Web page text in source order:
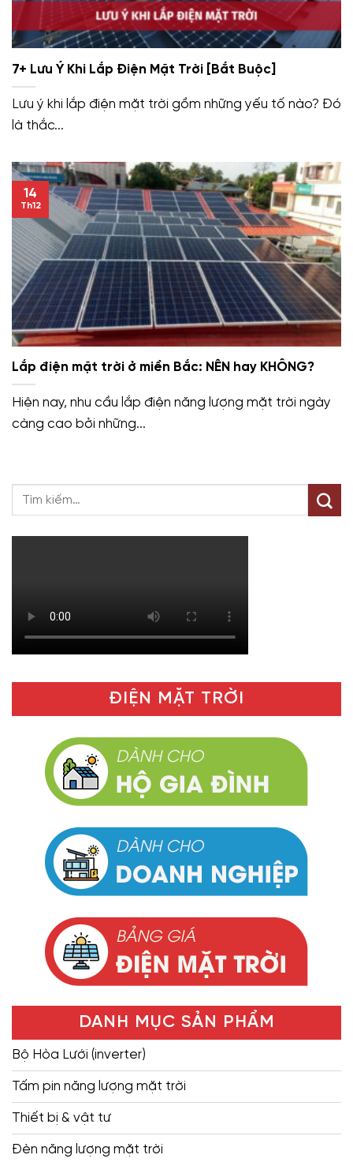
7+ Lưu Ý Khi Lắp Điện Mặt Trời [Bắt Buộc]
Lưu ý khi lắp điện mặt trời gồm những yếu tố nào? Đó
là thắc...
Lắp điện mặt trời ở miền Bắc: NÊN hay KHÔNG?
Hiện nay, nhu cầu lắp điện năng lượng mặt trời ngày
càng cao bởi những...
14
Th12
ĐIỆN MẶT TRỜI
DANH MỤC SẢN PHẨM
Bộ Hòa Lưới (inverter)
Tấm pin năng lượng mặt trời
Thiết bị & vật tư
Đèn năng lượng mặt trời